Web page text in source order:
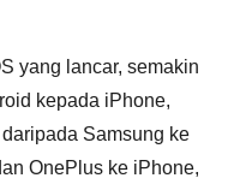
yang lancar, semakin
kepada iPhone,
Samsung ke
OnePlus ke iPhone,